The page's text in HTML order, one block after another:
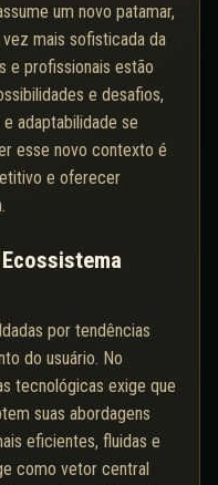
um novo patamar,
mais sofisticada da
e profissionais estão
e desafios,
adaptabilidade se
esse novo contexto é
e oferecer
por tendências
do usuário. No
tecnológicas exige que
suas abordagens
eficientes, fluidas e
como vetor central